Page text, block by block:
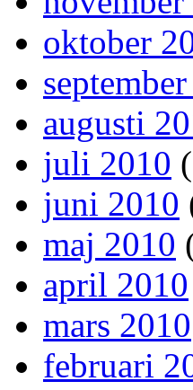
oktober
augusti
juli 2010
juni 2010
maj 2010
april 2010
mars 2010
februari